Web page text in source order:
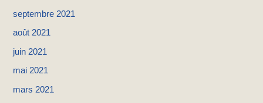
septembre 2021
août 2021
juin 2021
mai 2021
mars 2021